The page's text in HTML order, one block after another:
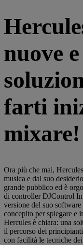
nuove
farti
mixare!
Ora più che mai,
musica e dal suo
grande pubblico ed è
di controller DJControl
versione del suo
concepito per spiegare e
Hercules è chiara: una
il percorso dei
con facilità le tecniche